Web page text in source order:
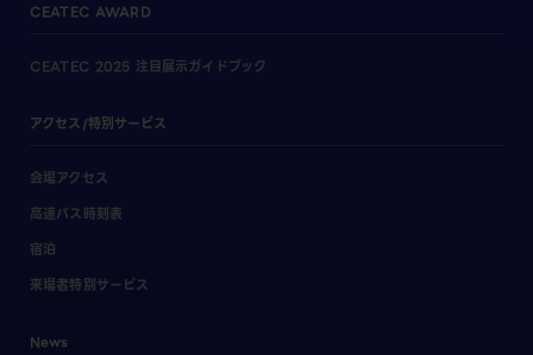
CEATEC AWARD
CEATEC 2025 注目展示ガイドブック
アクセス/特別サービス
会場アクセス
高速バス時刻表
宿泊
来場者特別サービス
News